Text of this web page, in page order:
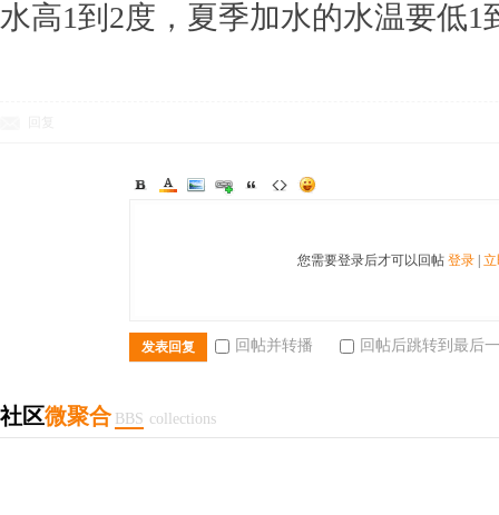
水高1到2度，夏季加水的水温要低1
您需要登录后才可以回帖 登录
发表回复 回帖并转播 回帖后跳转到最后
社区微聚合 BBS collections